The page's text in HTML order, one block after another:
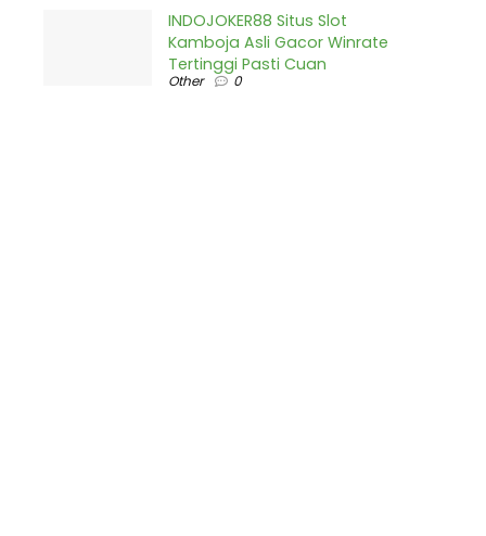
INDOJOKER88 Situs Slot
Kamboja Asli Gacor Winrate
Tertinggi Pasti Cuan
Other 0